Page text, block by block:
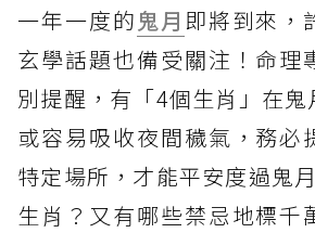
一年一度的鬼月 即將到來，
玄學話題也備受關注！命理
別提醒，有「4個生肖」在
或容易吸收夜間穢氣，務必
特定場所，才能平安度過鬼
生肖？又有哪些禁忌地標千